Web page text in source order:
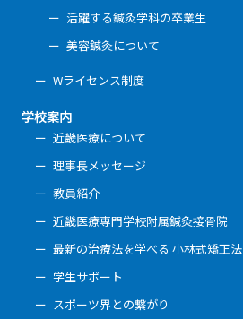
活躍する鍼灸学科の卒業生
美容鍼灸について
Wライセンス制度
学校案内
近畿医療について
理事長メッセージ
教員紹介
近畿医療専門学校附属鍼灸接骨院
最新の治療法を学べる 小林式矯正法
学生サポート
スポーツ界との繋がり